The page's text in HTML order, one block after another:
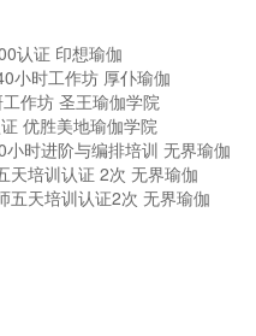
认证 印想瑜伽
小时工作坊 厚仆瑜伽
作坊 圣王瑜伽学院
优胜美地瑜伽学院
小时进阶与编排培训 无界瑜伽
天培训认证 2次 无界瑜伽
五天培训认证2次 无界瑜伽